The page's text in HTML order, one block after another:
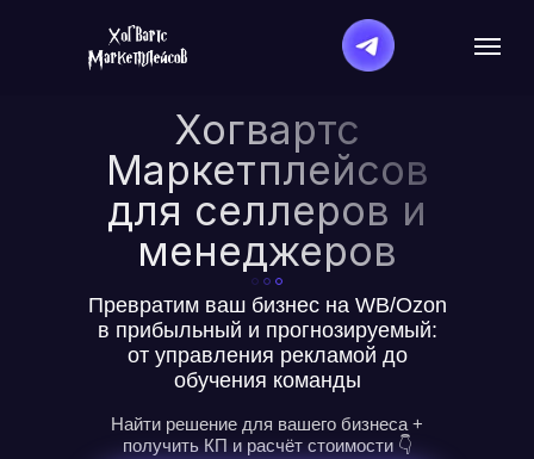
Хогвартс
Маркетплейсов
для селлеров и
менеджеров
Найти решение для вашего бизнеса +
получить КП и расчёт стоимости 👇
Превратим ваш бизнес на WB/Ozon
в прибыльный и прогнозируемый:
от управления рекламой до
обучения команды